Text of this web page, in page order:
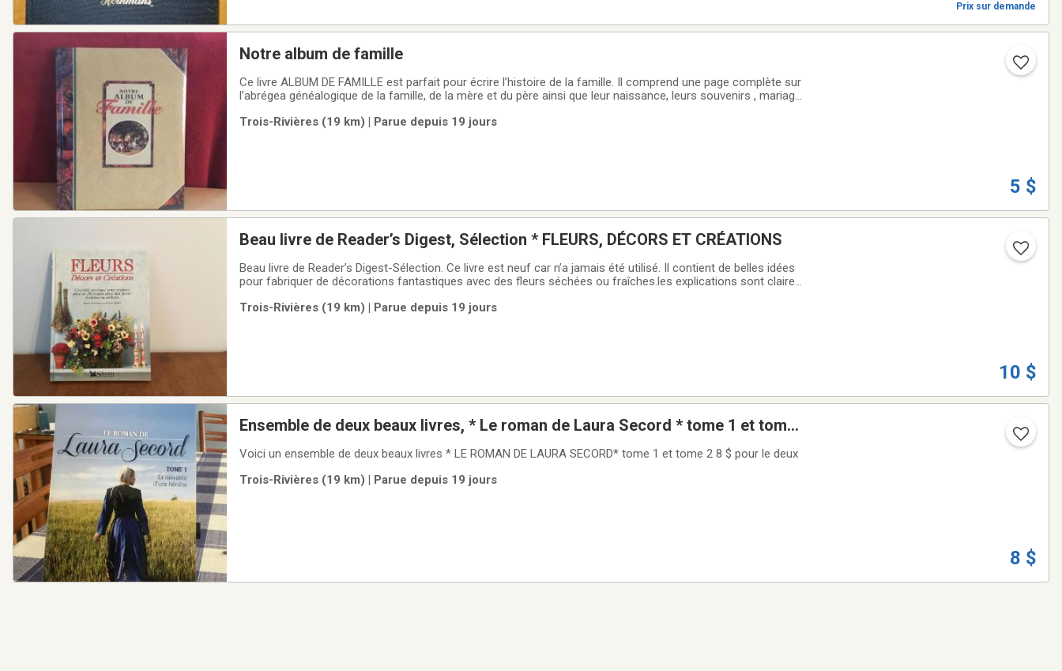
Prix sur demande
Notre album de famille
Ce livre ALBUM DE FAMILLE est parfait pour écrire l’histoire de la famille. Il comprend une page complète sur
l’abrégea généalogique de la famille, de la mère et du père ainsi que leur naissance, leurs souvenirs , mariage
Trois-Rivières (19 km) | Parue depuis 19 jours
5 $
Beau livre de Reader’s Digest, Sélection * FLEURS, DÉCORS ET CRÉATIONS
Beau livre de Reader’s Digest-Sélection. Ce livre est neuf car n’a jamais été utilisé. Il contient de belles idées
pour fabriquer de décorations fantastiques avec des fleurs séchées ou fraîches.les explications sont claires,
Trois-Rivières (19 km) | Parue depuis 19 jours
10 $
Ensemble de deux beaux livres, * Le roman de Laura Secord * tome 1 et tome
Voici un ensemble de deux beaux livres * LE ROMAN DE LAURA SECORD* tome 1 et tome 2 8 $ pour le deux
Trois-Rivières (19 km) | Parue depuis 19 jours
8 $